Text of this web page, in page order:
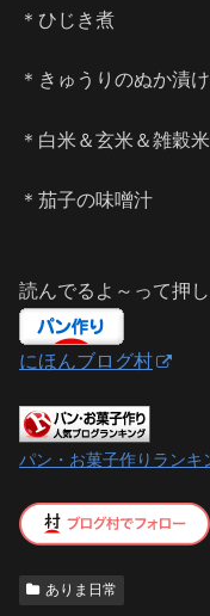
＊ひじき煮
＊きゅうりのぬか漬け
＊白米＆玄米＆雑穀
＊茄子の味噌汁
読んでるよ～って押
にほんブログ村
パン・お菓子作りランキ
ありま日常